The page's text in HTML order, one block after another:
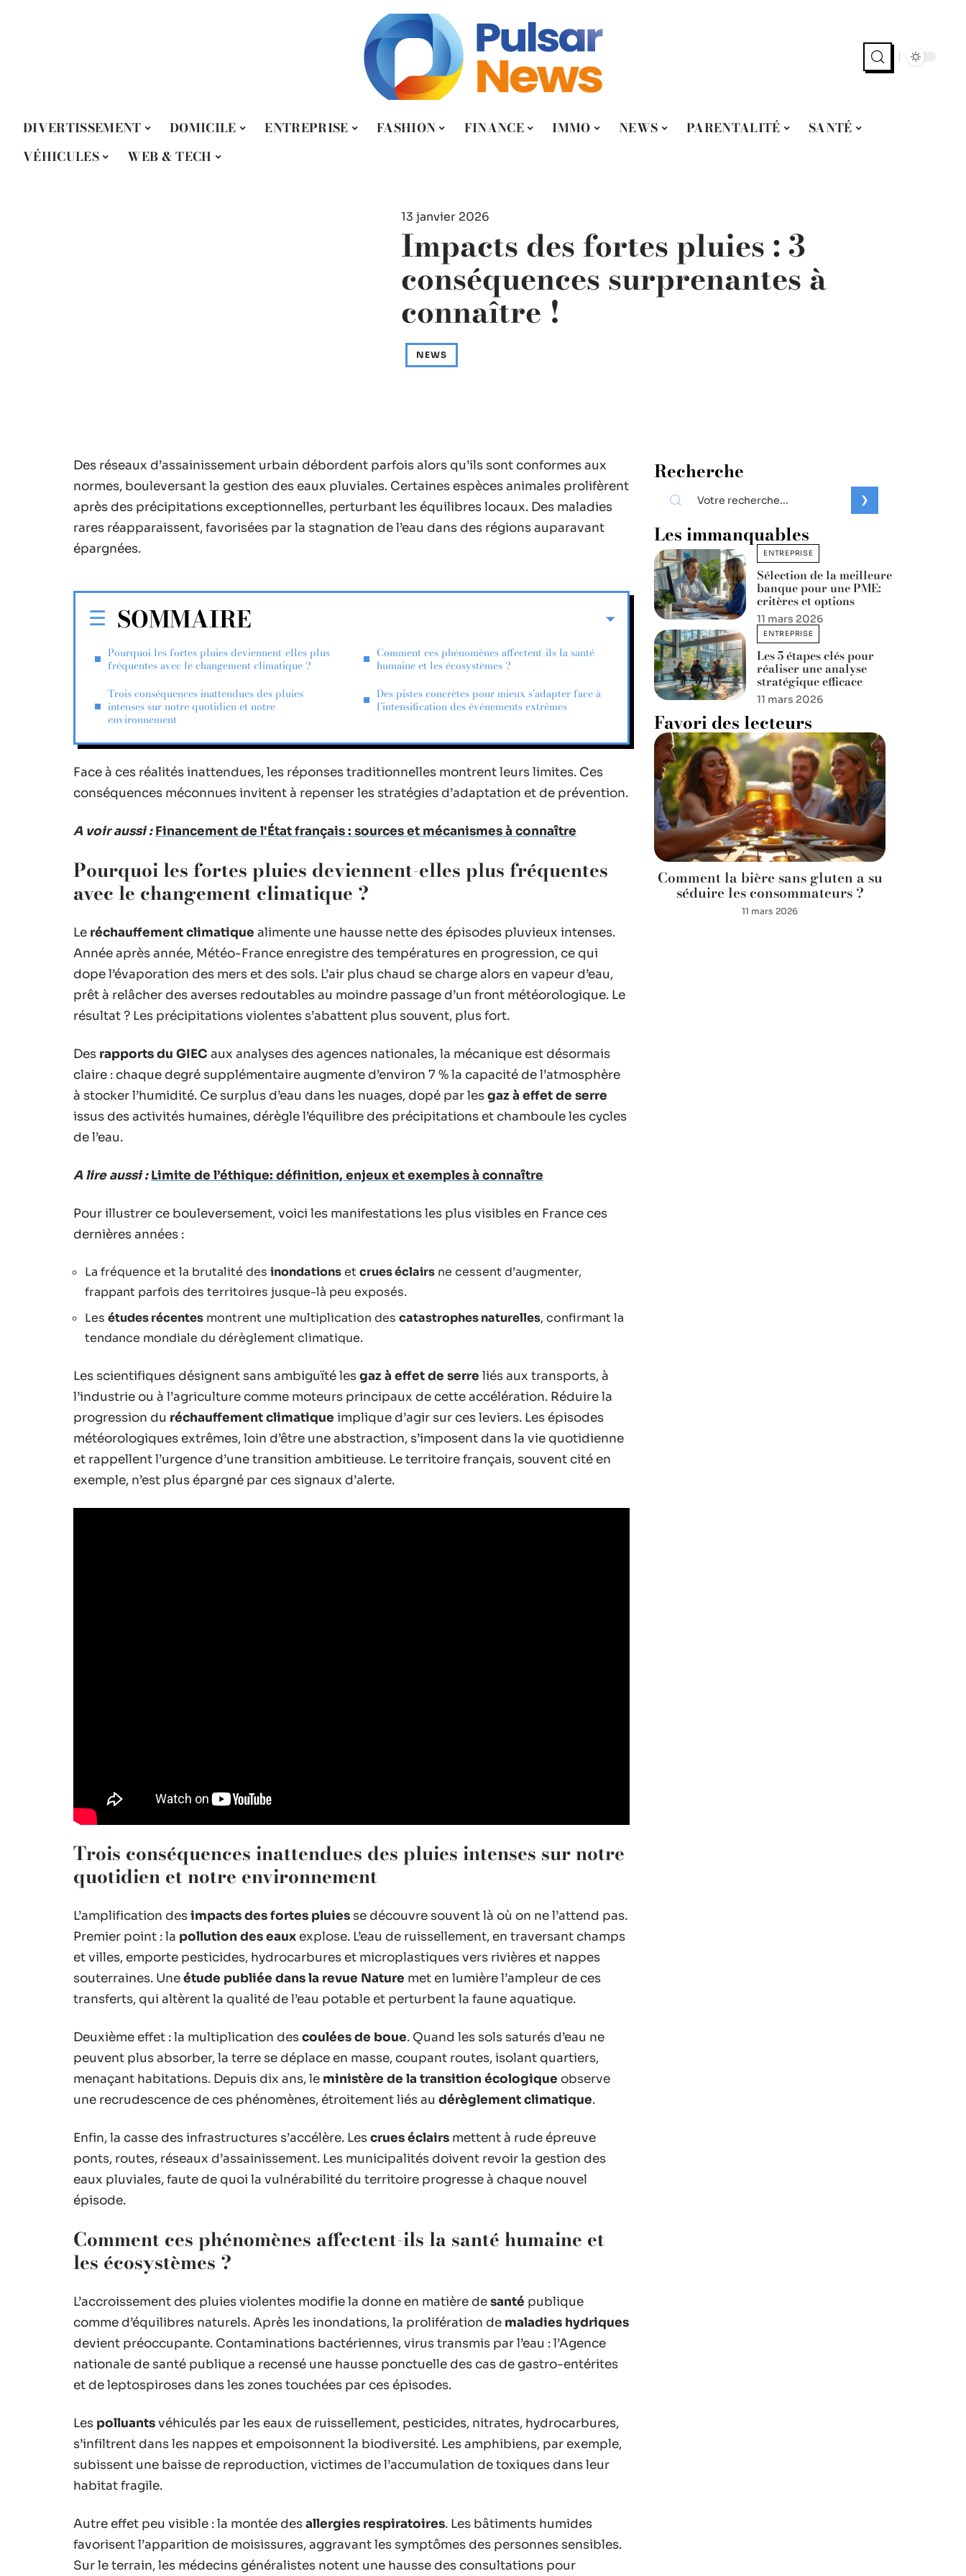
DIVERTISSEMENT DOMICILE ENTREPRISE FASHION FINANCE IMMO NEWS PARENTALITÉ
SANTÉ
VÉHICULES
WEB & TECH
13 janvier 2026
Impacts des fortes pluies : 3
conséquences surprenantes à
connaître !
NEWS
Des réseaux d’assainissement urbain débordent parfois alors qu’ils sont conformes aux
normes, bouleversant la gestion des eaux pluviales. Certaines espèces animales prolifèrent
après des précipitations exceptionnelles, perturbant les équilibres locaux. Des maladies
rares réapparaissent, favorisées par la stagnation de l’eau dans des régions auparavant
épargnées.
SOMMAIRE
Pourquoi les fortes pluies deviennent-elles plus
fréquentes avec le changement climatique ?
Trois conséquences inattendues des pluies
intenses sur notre quotidien et notre
environnement
Comment ces phénomènes affectent-ils la santé
humaine et les écosystèmes ?
Des pistes concrètes pour mieux s’adapter face à
l’intensification des événements extrêmes
Face à ces réalités inattendues, les réponses traditionnelles montrent leurs limites. Ces
conséquences méconnues invitent à repenser les stratégies d’adaptation et de prévention.
A voir aussi : Financement de l'État français : sources et mécanismes à connaître
Pourquoi les fortes pluies deviennent-elles plus fréquentes
avec le changement climatique ?
Le réchauffement climatique alimente une hausse nette des épisodes pluvieux intenses.
Année après année, Météo-France enregistre des températures en progression, ce qui
dope l’évaporation des mers et des sols. L’air plus chaud se charge alors en vapeur d’eau,
prêt à relâcher des averses redoutables au moindre passage d’un front météorologique. Le
résultat ? Les précipitations violentes s’abattent plus souvent, plus fort.
Des rapports du GIEC aux analyses des agences nationales, la mécanique est désormais
claire : chaque degré supplémentaire augmente d’environ 7 % la capacité de l’atmosphère
à stocker l’humidité. Ce surplus d’eau dans les nuages, dopé par lesgaz à effet de serre
issus des activités humaines, dérègle l’équilibre des précipitations et chamboule les cycles
de l’eau.
A lire aussi : Limite de l’éthique: définition, enjeux et exemples à connaître
Pour illustrer ce bouleversement, voici les manifestations les plus visibles en France ces
dernières années :
La fréquence et la brutalité des inondationsetcrues éclairs ne cessent d’augmenter,
frappant parfois des territoires jusque-là peu exposés.
Les études récentes montrent une multiplication des catastrophes naturelles, confirmant la
tendance mondiale du dérèglement climatique.
Les scientifiques désignent sans ambiguïté lesgaz à effet de serre liés aux transports, à
l’industrie ou à l’agriculture comme moteurs principaux de cette accélération. Réduire la
progression du réchauffement climatique implique d’agir sur ces leviers. Les épisodes
météorologiques extrêmes, loin d’être une abstraction, s’imposent dans la vie quotidienne
et rappellent l’urgence d’une transition ambitieuse. Le territoire français, souvent cité en
exemple, n’est plus épargné par ces signaux d’alerte.
Trois conséquences inattendues des pluies intenses sur notre
quotidien et notre environnement
L’amplification desimpacts des fortes pluies se découvre souvent là où on ne l’attend pas.
Premier point : la pollution des eaux explose. L’eau de ruissellement, en traversant champs
et villes, emporte pesticides, hydrocarbures et microplastiques vers rivières et nappes
souterraines. Uneétude publiée dans la revue Nature met en lumière l’ampleur de ces
transferts, qui altèrent la qualité de l’eau potable et perturbent la faune aquatique.
Deuxième effet : la multiplication descoulées de boue. Quand les sols saturés d’eau ne
peuvent plus absorber, la terre se déplace en masse, coupant routes, isolant quartiers,
menaçant habitations. Depuis dix ans, le ministère de la transition écologique observe
une recrudescence de ces phénomènes, étroitement liés au dérèglement climatique.
Enfin, la casse des infrastructures s’accélère. Lescrues éclairs mettent à rude épreuve
ponts, routes, réseaux d’assainissement. Les municipalités doivent revoir la gestion des
eaux pluviales, faute de quoi la vulnérabilité du territoire progresse à chaque nouvel
épisode.
Comment ces phénomènes affectent-ils la santé humaine et
les écosystèmes ?
L’accroissement des pluies violentes modifie la donne en matière desanté publique
comme d’équilibres naturels. Après les inondations, la prolifération de maladies hydriques
devient préoccupante. Contaminations bactériennes, virus transmis par l’eau : l’Agence
nationale de santé publique a recensé une hausse ponctuelle des cas de gastro-entérites
et de leptospiroses dans les zones touchées par ces épisodes.
Les polluantsvéhiculés par les eaux de ruissellement, pesticides, nitrates, hydrocarbures,
s’infiltrent dans les nappes et empoisonnent la biodiversité. Les amphibiens, par exemple,
subissent une baisse de reproduction, victimes de l’accumulation de toxiques dans leur
habitat fragile.
Autre effet peu visible : la montée desallergies respiratoires. Les bâtiments humides
favorisent l’apparition de moisissures, aggravant les symptômes des personnes sensibles.
Sur le terrain, les médecins généralistes notent une hausse des consultations pour
Recherche
Les immanquables
ENTREPRISE
Sélection de la meilleure
banque pour une PME:
critères et options
11 mars 2026
ENTREPRISE
Les 5 étapes clés pour
réaliser une analyse
stratégique efficace
11 mars 2026
Favori des lecteurs
Comment la bière sans gluten a su
séduire les consommateurs ?
11 mars 2026